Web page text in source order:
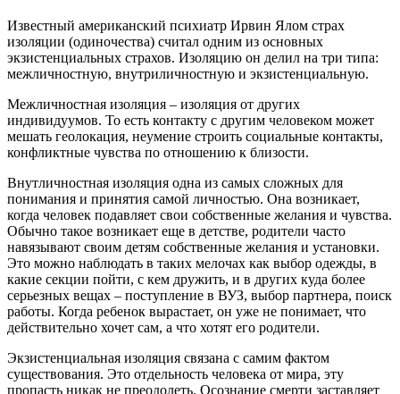
Известный американский психиатр Ирвин Ялом страх
изоляции (одиночества) считал одним из основных
экзистенциальных страхов. Изоляцию он делил на три типа:
межличностную, внутриличностную и экзистенциальную.
Межличностная изоляция – изоляция от других
индивидуумов. То есть контакту с другим человеком может
мешать геолокация, неумение строить социальные контакты,
конфликтные чувства по отношению к близости.
Внутличностная изоляция одна из самых сложных для
понимания и принятия самой личностью. Она возникает,
когда человек подавляет свои собственные желания и чувства.
Обычно такое возникает еще в детстве, родители часто
навязывают своим детям собственные желания и установки.
Это можно наблюдать в таких мелочах как выбор одежды, в
какие секции пойти, с кем дружить, и в других куда более
серьезных вещах – поступление в ВУЗ, выбор партнера, поиск
работы. Когда ребенок вырастает, он уже не понимает, что
действительно хочет сам, а что хотят его родители.
Экзистенциальная изоляция связана с самим фактом
существования. Это отдельность человека от мира, эту
пропасть никак не преодолеть. Осознание смерти заставляет